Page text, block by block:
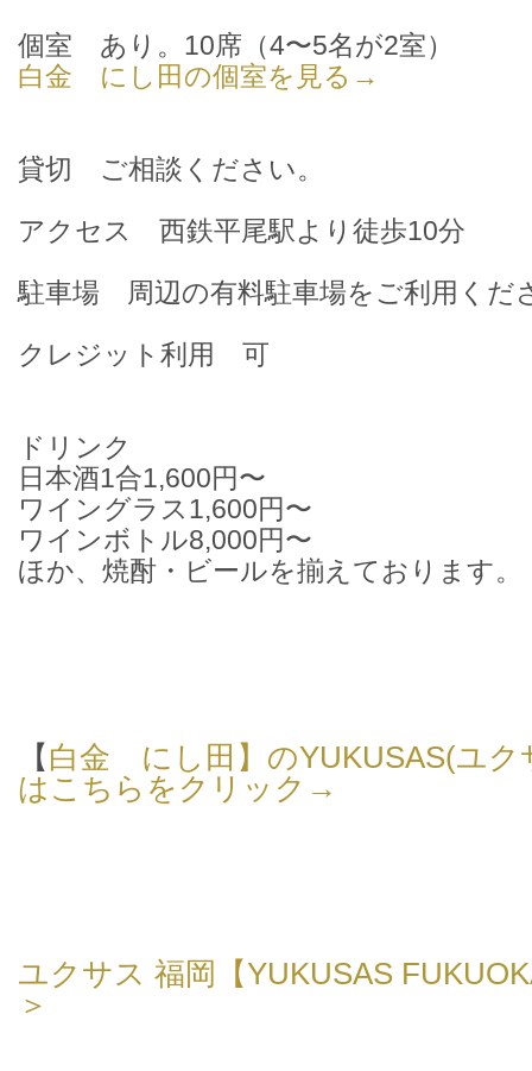
個室 あり。10席（4〜5名が2室）
白金 にし田の個室を見る→
貸切 ご相談ください。
アクセス 西鉄平尾駅より徒歩10分
駐車場 周辺の有料駐車場をご利用くだ
クレジット利用 可
ドリンク
日本酒1合1,600円〜
ワイングラス1,600円〜
ワインボトル8,000円〜
ほか、焼酎・ビールを揃えております。
【 白金 にし田】のYUKUSAS(ユク
はこちらをクリック→
ユクサス 福岡【YUKUSAS
＞